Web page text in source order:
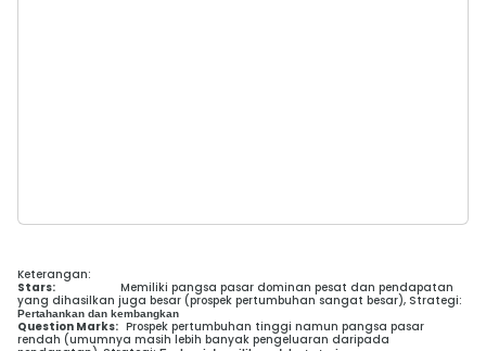
Keterangan:
Stars:
Memiliki pangsa pasar dominan pesat dan pendapatan
yang dihasilkan juga besar (prospek pertumbuhan sangat besar), Strategi:
Pertahankan dan kembangkan
Question Marks: Prospek pertumbuhan tinggi namun pangsa pasar
rendah (umumnya masih lebih banyak pengeluaran daripada